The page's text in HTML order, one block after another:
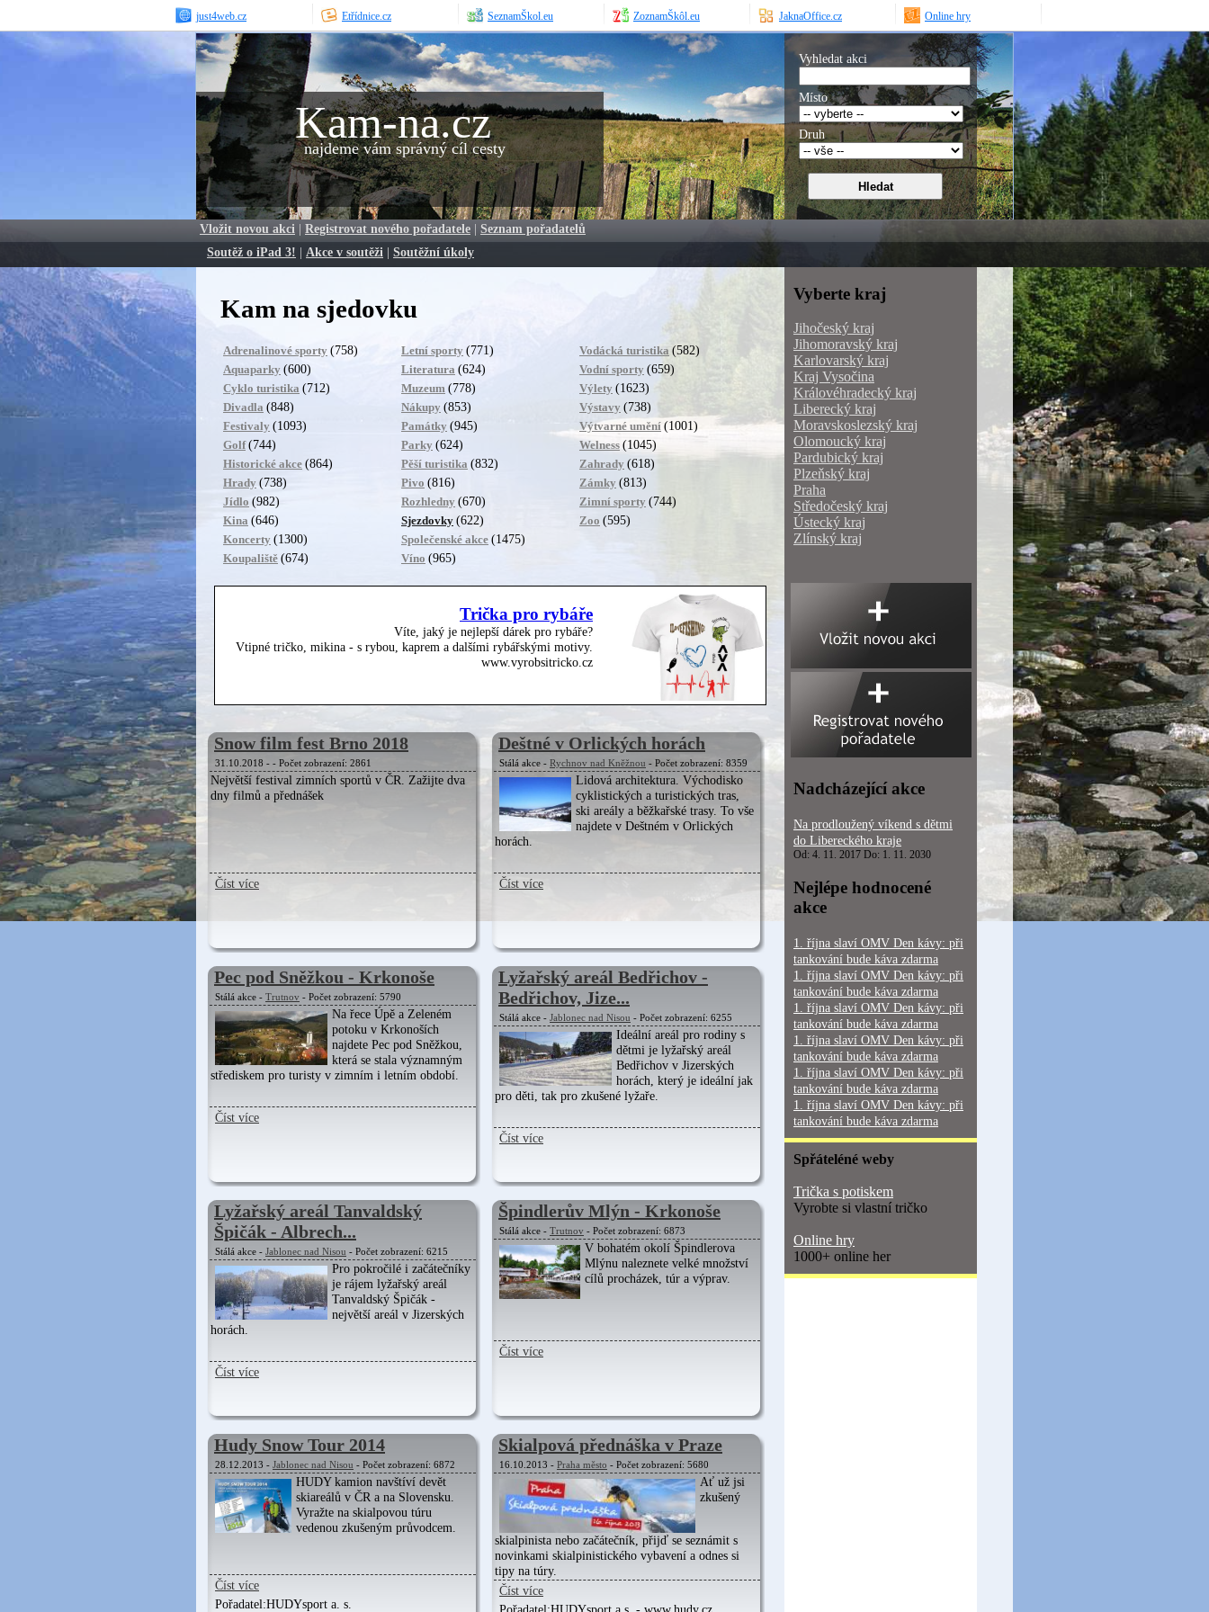
just4web.cz Etřídnice.cz SeznamŠkol.eu ZoznamŠkôl.eu JaknaOffice.cz Online hry
Kam-na.cz
najdeme vám správný cíl cesty
Vyhledat akci
Místo
Druh
Vložit novou akci | Registrovat nového pořadatele | Seznam pořadatelů
Soutěž o iPad 3! | Akce v soutěži | Soutěžní úkoly
Kam na sjedovku
Adrenalinové sporty (758)
Aquaparky (600)
Cyklo turistika (712)
Divadla (848)
Festivaly (1093)
Golf (744)
Historické akce (864)
Hrady (738)
Jídlo (982)
Kina (646)
Koncerty (1300)
Koupaliště (674)
Letní sporty (771)
Literatura (624)
Muzeum (778)
Nákupy (853)
Památky (945)
Parky (624)
Pěší turistika (832)
Pivo (816)
Rozhledny (670)
Sjezdovky (622)
Společenské akce (1475)
Víno (965)
Vodácká turistika (582)
Vodní sporty (659)
Výlety (1623)
Výstavy (738)
Výtvarné umění (1001)
Welness (1045)
Zahrady (618)
Zámky (813)
Zimní sporty (744)
Zoo (595)
Trička pro rybáře
Víte, jaký je nejlepší dárek pro rybáře?
Vtipné tričko, mikina - s rybou, kaprem a dalšími rybářskými motivy.
www.vyrobsitricko.cz
Snow film fest Brno 2018
31.10.2018 - - Počet zobrazení: 2861
Největší festival zimních sportů v ČR. Zažijte dva
dny filmů a přednášek
Číst více
Deštné v Orlických horách
Stálá akce - Rychnov nad Kněžnou - Počet zobrazení: 8359
Lidová architektura. Východisko
cyklistických a turistických tras,
ski areály a běžkařské trasy. To vše
najdete v Deštném v Orlických
horách.
Číst více
Pec pod Sněžkou - Krkonoše
Stálá akce - Trutnov - Počet zobrazení: 5790
Na řece Úpě a Zeleném
potoku v Krkonoších
najdete Pec pod Sněžkou,
která se stala významným
střediskem pro turisty v zimním i letním období.
Číst více
Lyžařský areál Bedřichov -
Bedřichov, Jize...
Stálá akce - Jablonec nad Nisou - Počet zobrazení: 6255
Ideální areál pro rodiny s
dětmi je lyžařský areál
Bedřichov v Jizerských
horách, který je ideální jak
pro děti, tak pro zkušené lyžaře.
Číst více
Lyžařský areál Tanvaldský
Špičák - Albrech...
Stálá akce - Jablonec nad Nisou - Počet zobrazení: 6215
Pro pokročilé i začátečníky
je rájem lyžařský areál
Tanvaldský Špičák -
největší areál v Jizerských
horách.
Číst více
Špindlerův Mlýn - Krkonoše
Stálá akce - Trutnov - Počet zobrazení: 6873
V bohatém okolí Špindlerova
Mlýnu naleznete velké množství
cílů procházek, túr a výprav.
Číst více
Hudy Snow Tour 2014
28.12.2013 - Jablonec nad Nisou - Počet zobrazení: 6872
HUDY kamion navštíví devět
skiareálů v ČR a na Slovensku.
Vyražte na skialpovou túru
vedenou zkušeným průvodcem.
Číst více
Pořadatel:HUDYsport a. s.
Skialpová přednáška v Praze
16.10.2013 - Praha město - Počet zobrazení: 5680
Ať už jsi
zkušený
skialpinista nebo začátečník, přijď se seznámit s
novinkami skialpinistického vybavení a odnes si
tipy na túry.
Číst více
Vyberte kraj
Jihočeský kraj
Jihomoravský kraj
Karlovarský kraj
Kraj Vysočina
Královéhradecký kraj
Liberecký kraj
Moravskoslezský kraj
Olomoucký kraj
Pardubický kraj
Plzeňský kraj
Praha
Středočeský kraj
Ústecký kraj
Zlínský kraj
Nadcházející akce
Na prodloužený víkend s dětmi
do Libereckého kraje
Od: 4. 11. 2017 Do: 1. 11. 2030
Nejlépe hodnocené
akce
1. října slaví OMV Den kávy: při
tankování bude káva zdarma
1. října slaví OMV Den kávy: při
tankování bude káva zdarma
1. října slaví OMV Den kávy: při
tankování bude káva zdarma
1. října slaví OMV Den kávy: při
tankování bude káva zdarma
1. října slaví OMV Den kávy: při
tankování bude káva zdarma
1. října slaví OMV Den kávy: při
tankování bude káva zdarma
Spřáteléné weby
Trička s potiskem
Vyrobte si vlastní tričko
Online hry
1000+ online her